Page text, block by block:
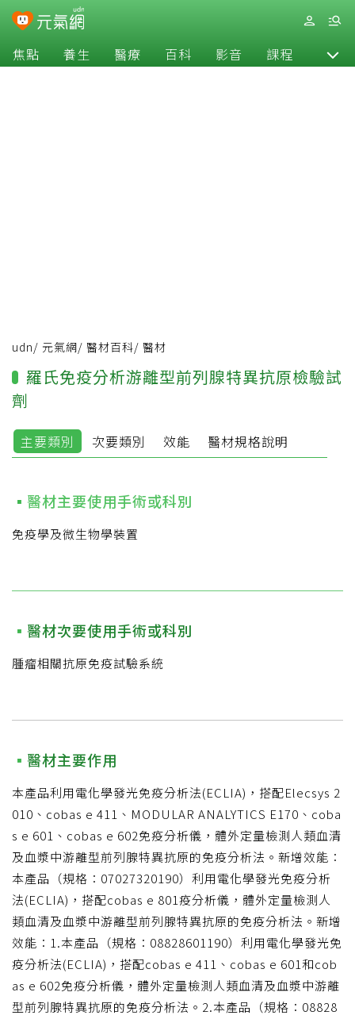
焦點 養生 醫療 百科 影音 課程 退休
udn/ 元氣網/ 醫材百科/ 醫材
羅氏免疫分析游離型前列腺特異抗原檢驗試
劑
主要類別 次要類別 效能 醫材規格說明
醫材主要使用手術或科別
免疫學及微生物學裝置
醫材次要使用手術或科別
腫瘤相關抗原免疫試驗系統
醫材主要作用
本產品利用電化學發光免疫分析法(ECLIA)，搭配Elecsys 2
010、cobas e 411、MODULAR ANALYTICS E170、coba
s e 601、cobas e 602免疫分析儀，體外定量檢測人類血清
及血漿中游離型前列腺特異抗原的免疫分析法。新增效能：
本產品（規格：07027320190）利用電化學發光免疫分析
法(ECLIA)，搭配cobas e 801疫分析儀，體外定量檢測人
類血清及血漿中游離型前列腺特異抗原的免疫分析法。新增
效能：1.本產品（規格：08828601190）利用電化學發光免
疫分析法(ECLIA)，搭配cobas e 411、cobas e 601和cob
as e 602免疫分析儀，體外定量檢測人類血清及血漿中游離
型前列腺特異抗原的免疫分析法。2.本產品（規格：08828